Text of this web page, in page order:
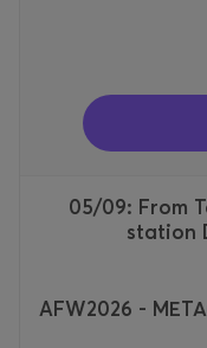
05/09: From Tanagra Air Base to Metro
station
AFW2026 -